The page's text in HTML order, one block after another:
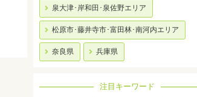
泉大津･岸和田･泉佐野エリア
松原市･藤井寺市･富田林･南河内エリア
奈良県 兵庫県
注目キーワード